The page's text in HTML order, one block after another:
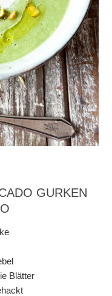
GURKEN
Blätter